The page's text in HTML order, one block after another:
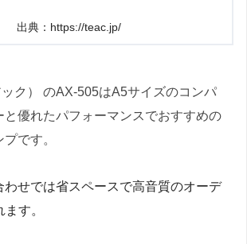
出典：https://teac.jp/
ク） のAX-505はA5サイズのコンパ
と優れたパフォーマンスでおすすめの
です。
せでは省スペースで高音質のオーデ
す。